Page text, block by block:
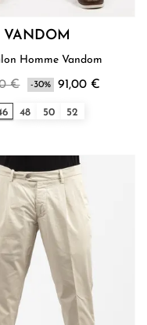
VANDOM
Pantalon Homme Vandom
€ -30% 91,00 €
48 50 52